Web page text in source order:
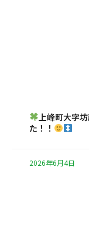
上峰町大字
た！！
2026年6月4日